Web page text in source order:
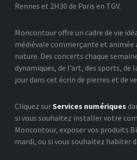
Rennes et 2H30 de Paris en TGV.
Moncontour offre un cadre de vie
médiévale commerçante et animée
nature. Des concerts chaque
dynamiques, de l’art, des sports, de
jour dans cet écrin de pierres et de
Cliquez surServices numériques
si vous souhaitez installer votre
Moncontour, exposer vos produits
mardi, ou si vous souhaitez habiter